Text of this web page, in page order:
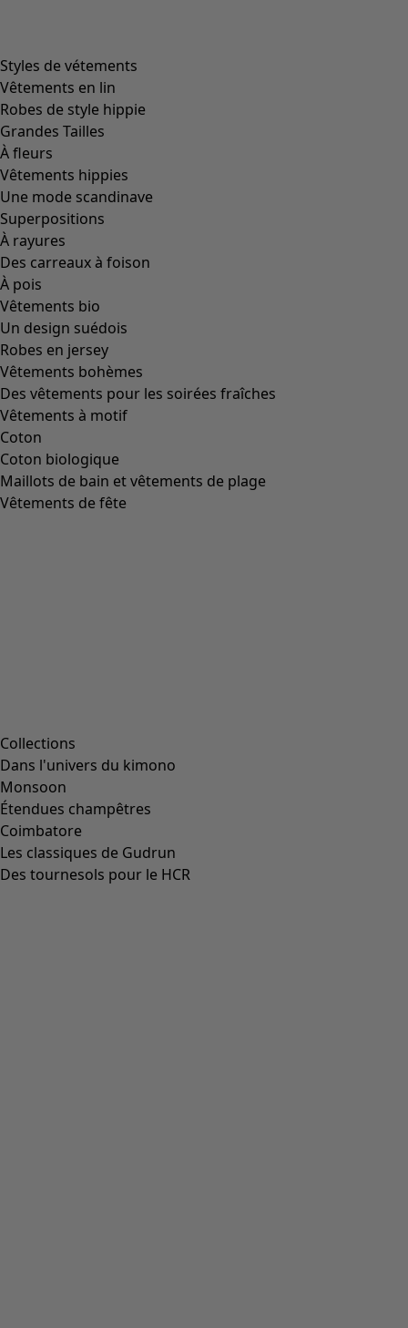
Styles de vétements
Vêtements en lin
Robes de style hippie
Grandes Tailles
À fleurs
Vêtements hippies
Une mode scandinave
Superpositions
À rayures
Des carreaux à foison
À pois
Vêtements bio
Un design suédois
Robes en jersey
Vêtements bohèmes
Des vêtements pour les soirées fraîches
Vêtements à motif
Coton
Coton biologique
Maillots de bain et vêtements de plage
Vêtements de fête
Collections
Dans l'univers du kimono
Monsoon
Étendues champêtres
Coimbatore
Les classiques de Gudrun
Des tournesols pour le HCR